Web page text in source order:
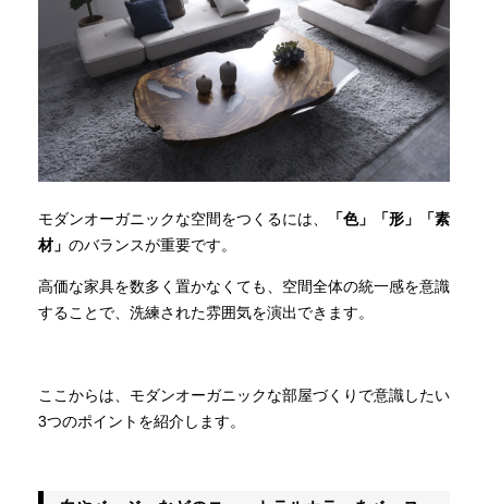
モダンオーガニックな空間をつくるには、
「色」「形」「素
材」 のバランスが重要です。
高価な家具を数多く置かなくても、空間全体の統一感を意識
することで、洗練された雰囲気を演出できます。
ここからは、モダンオーガニックな部屋づくりで意識したい
3つのポイントを紹介します。